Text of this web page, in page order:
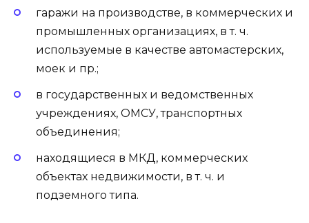
гаражи на производстве, в коммерческих и
промышленных организациях, в т. ч.
используемые в качестве автомастерских,
моек и пр.;
в государственных и ведомственных
учреждениях, ОМСУ, транспортных
объединения;
находящиеся в МКД, коммерческих
объектах недвижимости, в т. ч. и
подземного типа.